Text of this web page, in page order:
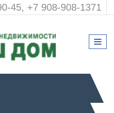
45, +7 908-908-1371